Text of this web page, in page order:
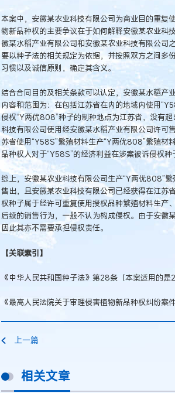
本案中，安徽某农业科技有限公司为商业目的重复
物新品种权的主要争议在于如何解释安徽某农业科
徽某水稻产业有限公司和安徽某农业科技有限公司
要以种子法的相关规定为依据，并按照双方之间多
习惯以及诚信原则，确定其含义。
结合合同目的及相关条款可以认定，安徽某水稻产
内容和范围为：在包括江苏省在内的地域内使用
侵权“Y两优808”种子的制种地点为江苏省，没有
科技有限公司使用经安徽某水稻产业有限公司许可
苏省使用“Y58S”繁殖材料生产“Y两优808”繁殖材
品种权人对于“Y58S”的经济利益在涉案被诉侵权种
综上，安徽某农业科技有限公司生产“Y两优808”
售出，且安徽某农业科技有限公司已经获得在江苏
权种子属于经许可重复使用授权品种繁殖材料生产
后续的销售行为，一般不认为构成侵权。由于安徽
因此其亦不需要承担侵权责任。
【关联索引】
《中华人民共和国种子法》第28条（本案适用的
《最高人民法院关于审理侵害植物新品种权纠纷
上一篇
相关文章